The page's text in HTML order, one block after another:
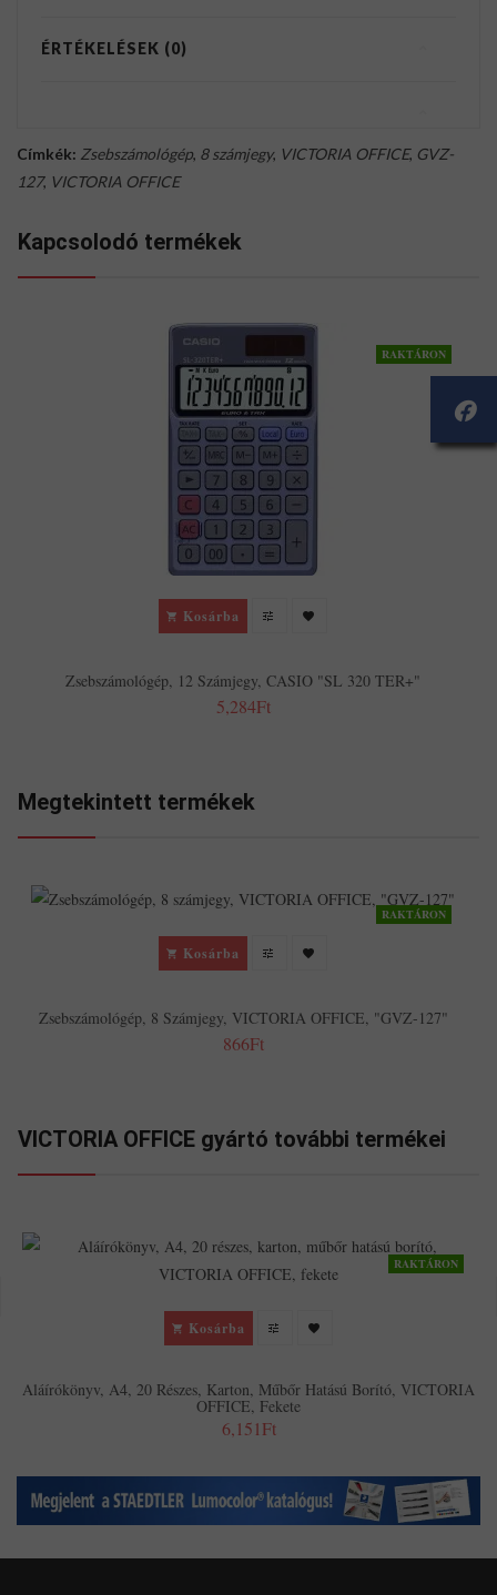
ÉRTÉKELÉSEK (0)
Címkék: Zsebszámológép, 8 számjegy, VICTORIA OFFICE, GVZ-
127, VICTORIA OFFICE
Kapcsolodó termékek
RAKTÁRON
Kosárba
Zsebszámológép, 12 Számjegy, CASIO "SL 320 TER+"
5,284Ft
Megtekintett termékek
RAKTÁRON
Kosárba
Zsebszámológép, 8 Számjegy, VICTORIA OFFICE, "GVZ-127"
866Ft
VICTORIA OFFICE gyártó további termékei
RAKTÁRON
Kosárba
Aláírókönyv, A4, 20 Részes, Karton, Műbőr Hatású Borító, VICTORIA
OFFICE, Fekete
6,151Ft